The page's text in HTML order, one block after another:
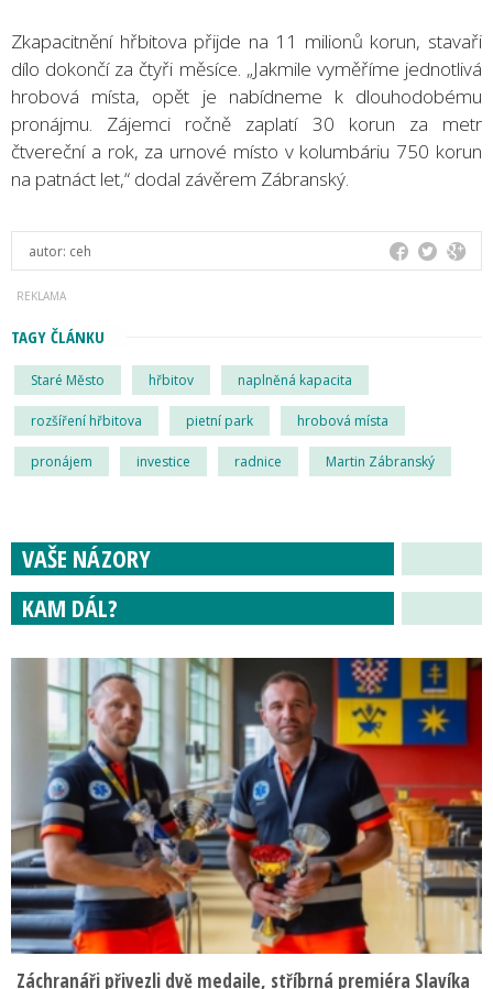
Zkapacitnění hřbitova přijde na 11 milionů korun, stavaři
dílo dokončí za čtyři měsíce. „Jakmile vyměříme jednotlivá
hrobová místa, opět je nabídneme k dlouhodobému
pronájmu. Zájemci ročně zaplatí 30 korun za metr
čtvereční a rok, za urnové místo v kolumbáriu 750 korun
na patnáct let,“ dodal závěrem Zábranský.
autor: ceh
TAGY ČLÁNKU
Staré Město hřbitov naplněná kapacita
rozšíření hřbitova pietní park hrobová místa
pronájem investice radnice Martin Zábranský
VAŠE NÁZORY
KAM DÁL?
Záchranáři přivezli dvě medaile, stříbrná premiéra Slavíka